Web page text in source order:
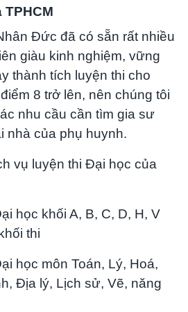
Đức đã có sẵn rất nhiều
giàu kinh nghiệm, vững
thành tích luyện thi cho
8 trở lên, nên chúng tôi
nhu cầu cần tìm gia sư
nhà của phụ huynh.
vụ luyện thi Đại học của
học khối A, B, C, D, H, V
thi
học môn Toán, Lý, Hoá,
Địa lý, Lịch sử, Vẽ, năng